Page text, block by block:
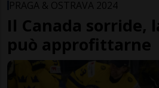
PRAGA & OSTRAVA 2024
Il Canada sorride,
può approfittarne